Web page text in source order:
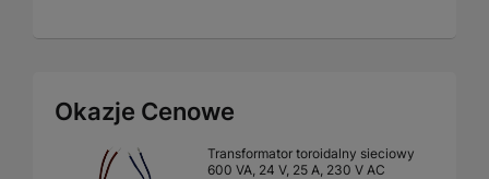
Okazje Cenowe
Transformator toroidalny sieciowy
600 VA, 24 V, 25 A, 230 V AC